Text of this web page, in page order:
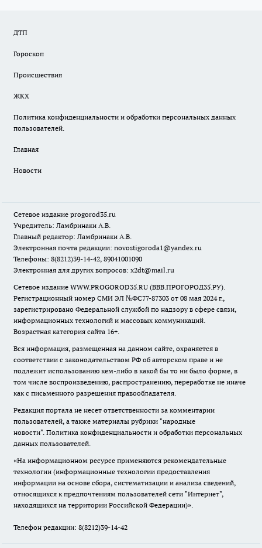
ДТП
Гороскоп
Происшествия
ЖКХ
Политика конфиденциальности и обработки персональных данных
пользователей.
Главная
Новости
Сетевое издание progorod35.ru
Учредитель: Ламбринаки А.В.
Главный редактор: Ламбринаки А.В.
Электронная почта редакции: novostigoroda1@yandex.ru
Телефоны: 8(8212)39-14-42, 89041001090
Электронная для других вопросов: x2dt@mail.ru
Сетевое издание WWW.PROGOROD35.RU (ВВВ.ПРОГОРОД35.РУ).
Регистрационный номер СМИ ЭЛ №ФС77-87303 от 08 мая 2024 г.,
зарегистрировано Федеральной службой по надзору в сфере связи,
информационных технологий и массовых коммуникаций.
Возрастная категория сайта 16+.
Вся информация, размещенная на данном сайте, охраняется в
соответствии с законодательством РФ об авторском праве и не
подлежит использованию кем-либо в какой бы то ни было форме, в
том числе воспроизведению, распространению, переработке не иначе
как с письменного разрешения правообладателя.
Редакция портала не несет ответственности за комментарии
пользователей, а также материалы рубрики "народные
новости". Политика конфиденциальности и обработки персональных
данных пользователей.
«На информационном ресурсе применяются рекомендательные
технологии (информационные технологии предоставления
информации на основе сбора, систематизации и анализа сведений,
относящихся к предпочтениям пользователей сети "Интернет",
находящихся на территории Российской Федерации)».
Телефон редакции: 8(8212)39-14-42